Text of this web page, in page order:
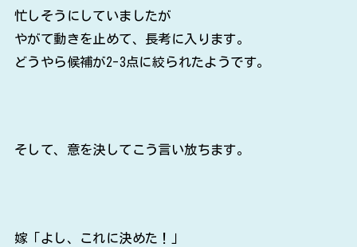
忙しそうにしていましたが
やがて動きを止めて、長考に入ります。
どうやら候補が2-3点に絞られたようです。
そして、意を決してこう言い放ちます。
嫁「よし、これに決めた！」